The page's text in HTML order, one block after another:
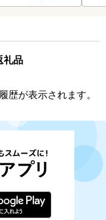
礼品
歴が表示されます。